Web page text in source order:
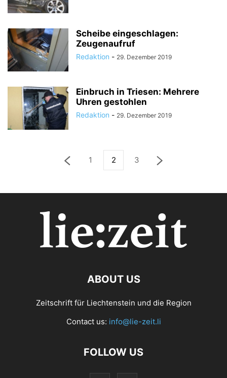
Scheibe eingeschlagen:
Zeugenaufruf
Redaktion - 29. Dezember 2019
Einbruch in Triesen: Mehrere
Uhren gestohlen
Redaktion - 29. Dezember 2019
1 2 3
ABOUT US
Zeitschrift für Liechtenstein und die Region
Contact us: info@lie-zeit.li
FOLLOW US